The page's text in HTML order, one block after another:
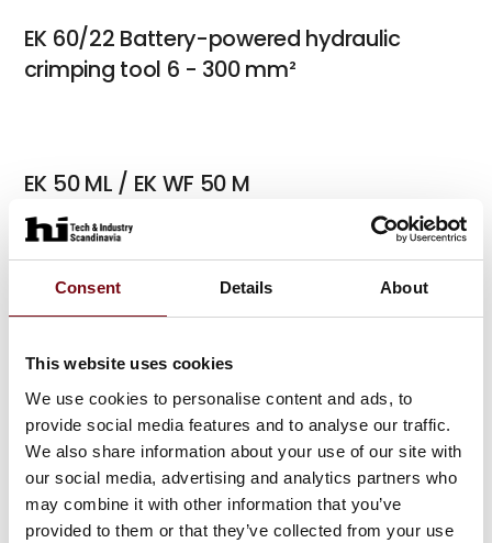
Consent Details About
This website uses cookies
We use cookies to personalise content and ads, to
provide social media features and to analyse our traffic.
We also share information about your use of our site with
our social media, advertising and analytics partners who
may combine it with other information that you’ve
provided to them or that they’ve collected from your use
EK 60/22 Battery-powered hydraulic
crimping tool 6 - 300 mm²
EK 50 ML / EK WF 50 M
Electromechanical crimping tool
end-sleeves 0.5-2.5 mm², DIN 46228
Part 4, colour code 1 | Klauke
ST 12 B pocket box with insulated Cable
end-sleeves 4-16 mm², DIN 46228 Part